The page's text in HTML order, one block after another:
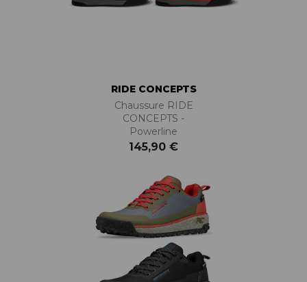
RIDE CONCEPTS
Chaussure RIDE
CONCEPTS -
Powerline
145,90 €